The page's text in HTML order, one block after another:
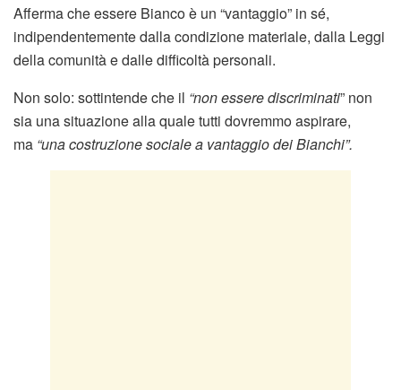
Afferma che essere Bianco è un “vantaggio” in sé,
indipendentemente dalla condizione materiale, dalla Leggi
della comunità e dalle difficoltà personali.
Non solo: sottintende che il “non essere discriminati” non
sia una situazione alla quale tutti dovremmo aspirare,
ma “una costruzione sociale a vantaggio dei Bianchi”.